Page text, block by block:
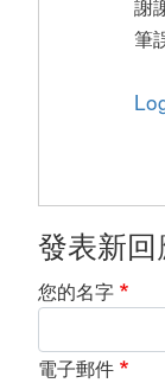
謝
筆
發表新回
您的名字
電子郵件